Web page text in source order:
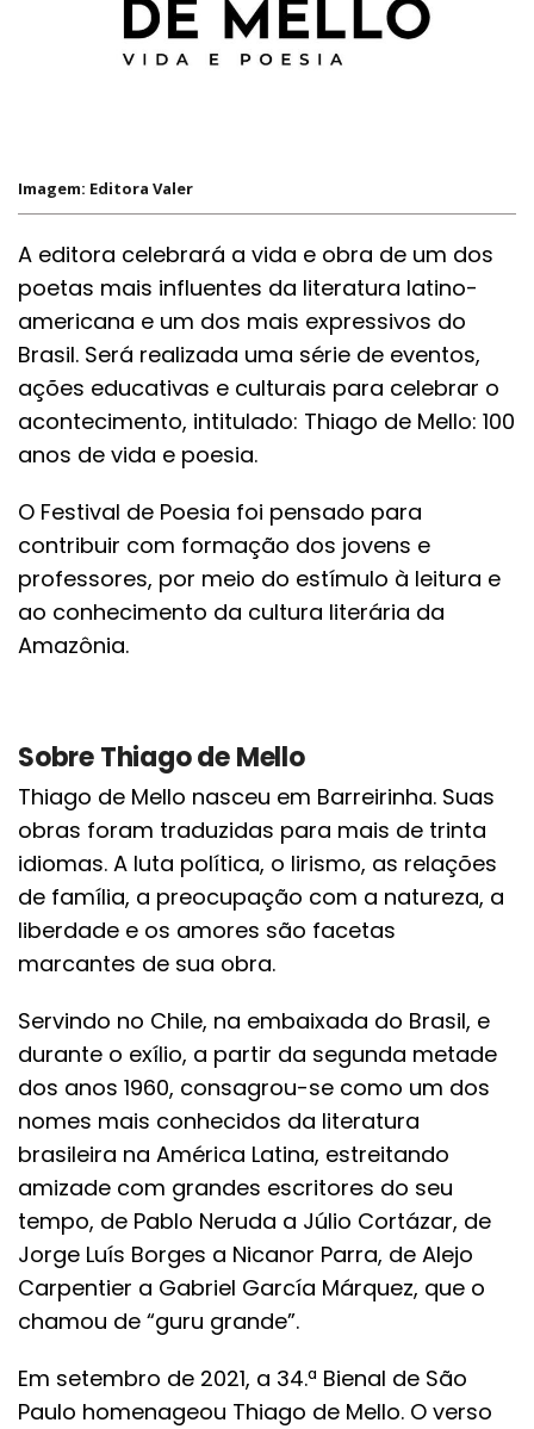
Imagem: Editora Valer
A editora celebrará a vida e obra de um dos
poetas mais influentes da literatura latino-
americana e um dos mais expressivos do
Brasil. Será realizada uma série de eventos,
ações educativas e culturais para celebrar o
acontecimento, intitulado: Thiago de Mello: 100
anos de vida e poesia.
O Festival de Poesia foi pensado para
contribuir com formação dos jovens e
professores, por meio do estímulo à leitura e
ao conhecimento da cultura literária da
Amazônia.
Sobre Thiago de Mello
Thiago de Mello nasceu em Barreirinha. Suas
obras foram traduzidas para mais de trinta
idiomas. A luta política, o lirismo, as relações
de família, a preocupação com a natureza, a
liberdade e os amores são facetas
marcantes de sua obra.
Servindo no Chile, na embaixada do Brasil, e
durante o exílio, a partir da segunda metade
dos anos 1960, consagrou-se como um dos
nomes mais conhecidos da literatura
brasileira na América Latina, estreitando
amizade com grandes escritores do seu
tempo, de Pablo Neruda a Júlio Cortázar, de
Jorge Luís Borges a Nicanor Parra, de Alejo
Carpentier a Gabriel García Márquez, que o
chamou de “guru grande”.
Em setembro de 2021, a 34.ª Bienal de São
Paulo homenageou Thiago de Mello. O verso